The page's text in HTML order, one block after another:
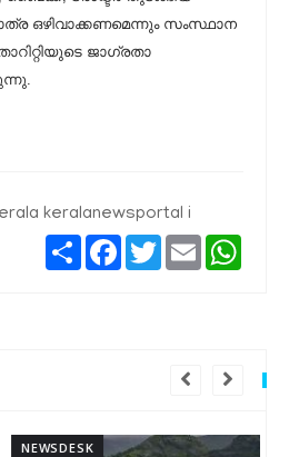
ഒഴിവാക്കണമെന്നും സംസ്ഥാന
ജാഗ്രതാ
keralanewsportal i
ShareFacebook
TwitterEmail